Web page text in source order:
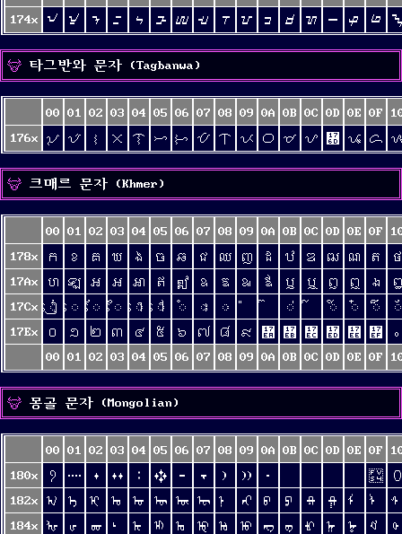
174x
ᝀ ᝁ ᝂ ᝃ ᝄ ᝅ ᝆ ᝇ ᝈ ᝉ ᝊ ᝋ ᝌ ᝍ ᝎ ᝏ
타그반와 문자 (Tagbanwa)
00 01 02 03 04 05 06 07 08 09 0A 0B 0C 0D 0E 0F
176x
ᝠ ᝡ ᝢ ᝣ ᝤ ᝥ ᝦ ᝧ ᝨ ᝩ ᝪ ᝫ ᝬ ᝭ ᝮ ᝯ
크매르 문자 (Khmer)
00 01 02 03 04 05 06 07 08 09 0A 0B 0C 0D 0E 0F
178x
ក ខ គ ឃ ង ច ឆ ជ ឈ ញ ដ ឋ ឌ ឍ ណ ត
17Ax
ហ ឡ អ ឣ ឤ ឥ ឦ ឧ ឨ ឩ ឪ ឫ ឬ ឭ ឮ ឯ
17Cx
ៀ េ ែ ៃ ោ ៅ ំ ះ ៈ ់ ៍ ៎ ៏
័
17Ex
០ ១ ២ ៣ ៤ ៥ ៦ ៧ ៨ ៩ ៪ ៫ ៬ ៭ ៮ ៯
៰
00 01 02 03 04 05 06 07 08 09 0A 0B 0C 0D 0E 0F
몽골 문자 (Mongolian)
00 01 02 03 04 05 06 07 08 09 0A 0B 0C 0D 0E 0F
180x
᠀ ᠁ ᠂ ᠃ ᠄ ᠅ ᠆ ᠇ ᠈ ᠉ ᠊ ᠏
182x
ᠠ ᠡ ᠢ ᠣ ᠤ ᠥ ᠦ ᠧ ᠨ ᠩ ᠪ ᠫ ᠬ ᠭ ᠮ ᠯ
184x
ᡀ ᡁ ᡂ ᡃ ᡄ ᡅ ᡆ ᡇ ᡈ ᡉ ᡊ ᡋ ᡌ ᡍ ᡎ ᡏ